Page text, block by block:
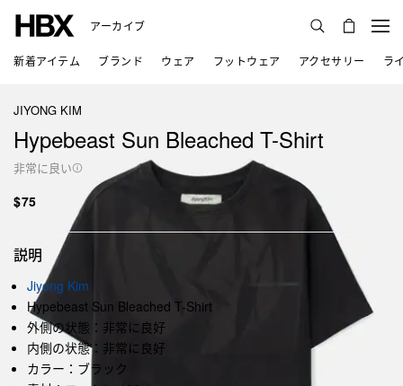
アーカイブ
新着アイテム ブランド ウェア フットウェア アクセサリー ラ
JIYONG KIM
Hypebeast Sun Bleached T-Shirt
非常に良い
$75
説明
Jiyong Kim
Hypebeast Sun Bleached T-Shirt
外側の状態：非常に良好
内側の状態：非常に良好
カラー：ブラック